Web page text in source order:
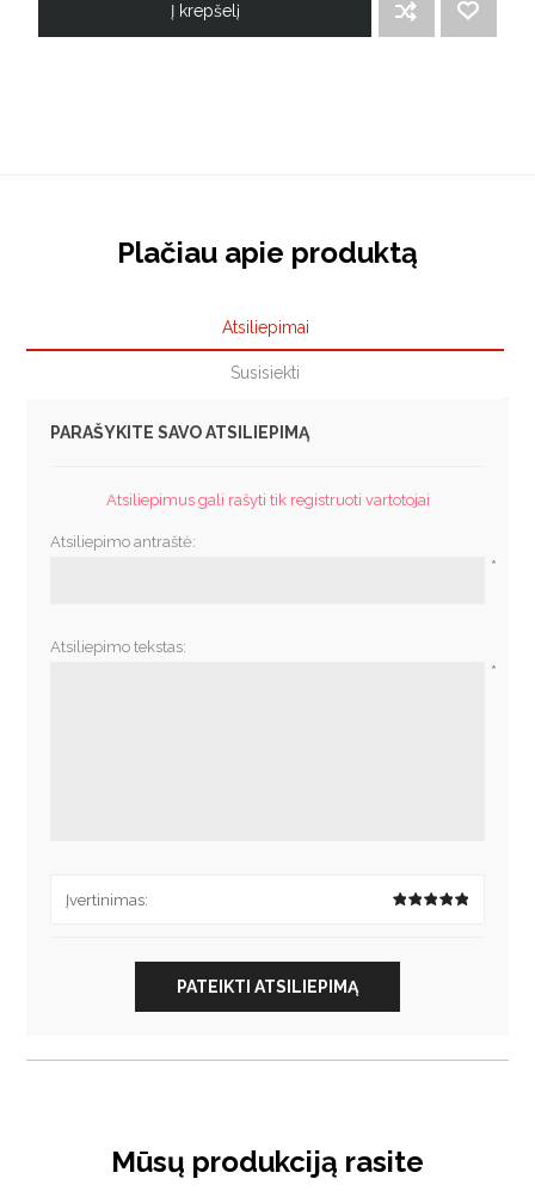
Į krepšelį
Plačiau apie produktą
Atsiliepimai
Susisiekti
PARAŠYKITE SAVO ATSILIEPIMĄ
Atsiliepimus gali rašyti tik registruoti vartotojai
Atsiliepimo antraštė:
*
Atsiliepimo tekstas:
*
Įvertinimas:
PATEIKTI ATSILIEPIMĄ
Mūsų produkciją rasite